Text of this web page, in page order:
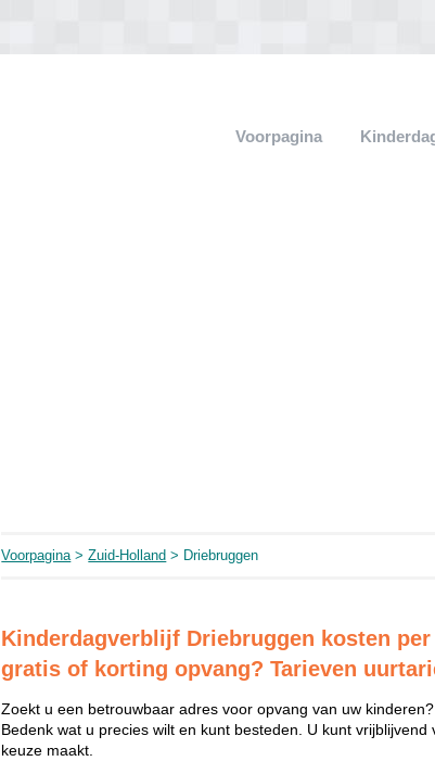
Voorpagina
Voorpagina>Zuid-Holland > Driebruggen
Kinderdagverblijf Driebruggen kosten
gratis of korting opvang? Tarieven
Zoekt u een betrouwbaar adres voor opvang van uw kinderen?
Bedenk wat u precies wilt en kunt besteden. U kunt
keuze maakt.